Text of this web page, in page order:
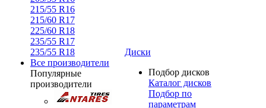
215/55 R16
215/60 R17
225/60 R18
235/55 R17
235/55 R18
Все производители
Популярные
производители
Диски
Подбор дисков
Каталог дисков
Подбор по
параметрам